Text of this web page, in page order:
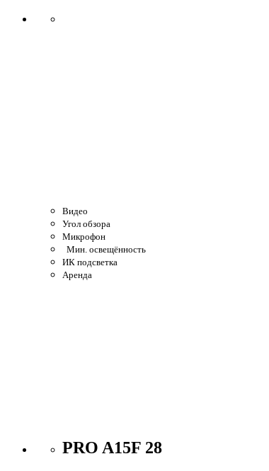
Видео
Угол обзора
Микрофон
Мин. освещённость
ИК подсветка
Аренда
PRO A15F 28